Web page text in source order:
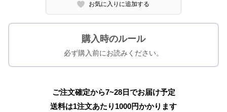
お気に入りに追加する
購入時のルール
必ず購入前にお読みください。
ご注文確定から7~28日でお届け予定
送料は1注文あたり 1000円かかります